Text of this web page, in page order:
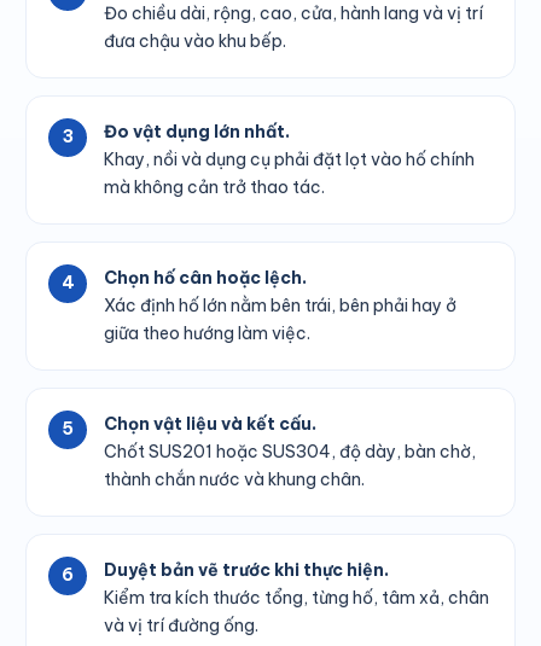
Đo chiều dài, rộng, cao, cửa, hành lang và vị trí
đưa chậu vào khu bếp.
Đo vật dụng lớn nhất.
Khay, nồi và dụng cụ phải đặt lọt vào hố chính
mà không cản trở thao tác.
Chọn hố cân hoặc lệch.
Xác định hố lớn nằm bên trái, bên phải hay ở
giữa theo hướng làm việc.
Chọn vật liệu và kết cấu.
Chốt SUS201 hoặc SUS304, độ dày, bàn chờ,
thành chắn nước và khung chân.
Duyệt bản vẽ trước khi thực hiện.
Kiểm tra kích thước tổng, từng hố, tâm xả, chân
và vị trí đường ống.